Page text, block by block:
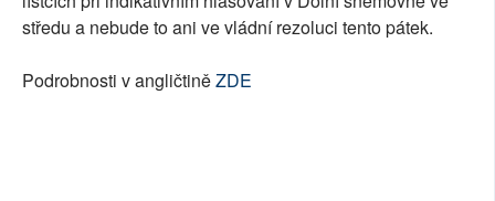
středu a nebude to ani ve vládní rezoluci tento pátek.
Podrobnosti v angličtiněZDE